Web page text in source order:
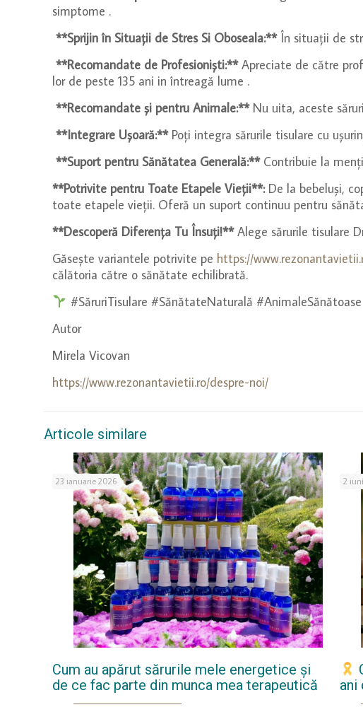
simptome .
**Sprijin în Situații de Stres Si Oboseala:**În situații de
**Recomandate de Profesioniști:**Apreciate de către
lor de peste 135 ani in întreagă lume .
**Recomandate și pentru Animale:**Nu uita, aceste
**Integrare Ușoară:**Poți integra sărurile tisulare cu
**Suport pentru Sănătatea Generală:**Contribuie la
**Potrivite pentru Toate Etapele Vieții**:De la bebeluși,
toate etapele vieții. Oferă un suport continuu pentru
**Descoperă Diferența Tu Însuți!**Alege sărurile tisulare
Găsește variantele potrivite pe https://
călătoria către o sănătate echilibrată.
#SăruriTisulare #SănătateNaturală
Autor
Mirela Vicovan
https://www.rezonantavietii.ro/despre-noi/
Articole similare
23 ianuarie 2026
Cum au apărut sărurile mele energetice și
de ce fac parte din munca mea terapeutică
2
ani